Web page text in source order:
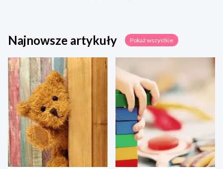
Najnowsze artykuły Pokaż wszystkie